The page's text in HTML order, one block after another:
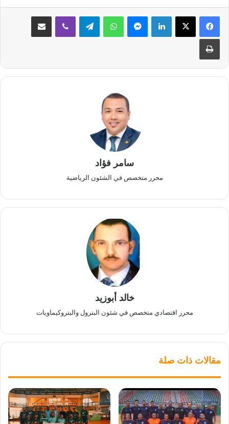
لينكدإن ماسنجر واتساب تيلقرام ڤايبر مشاركة عبر البريد
طباعة
سامر فؤاد
محرر متخصص في الشئون الرياضية
خالد أبوزيد
محرر اقتصادي متخصص في شئون البترول والبتروكيماويات
مقالات ذات صلة